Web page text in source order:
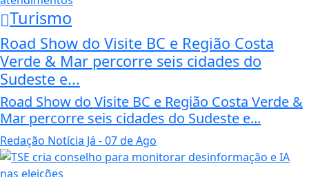
Turismo
Road Show do Visite BC e Região Costa
Verde & Mar percorre seis cidades do
Sudeste e...
Road Show do Visite BC e Região Costa Verde &
Mar percorre seis cidades do Sudeste e...
Redação Notícia Já - 07 de Ago